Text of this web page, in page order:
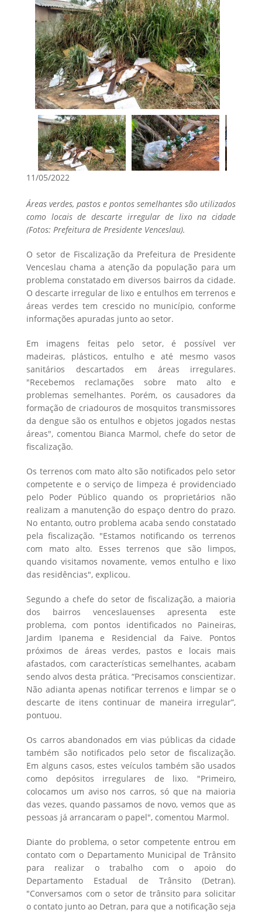
11/05/2022
Áreas verdes, pastos e pontos semelhantes são utilizados
como locais de descarte irregular de lixo na cidade
(Fotos: Prefeitura de Presidente Venceslau).
O setor de Fiscalização da Prefeitura de Presidente
Venceslau chama a atenção da população para um
problema constatado em diversos bairros da cidade.
O descarte irregular de lixo e entulhos em terrenos e
áreas verdes tem crescido no município, conforme
informações apuradas junto ao setor.
Em imagens feitas pelo setor, é possível ver
madeiras, plásticos, entulho e até mesmo vasos
sanitários descartados em áreas irregulares.
"Recebemos reclamações sobre mato alto e
problemas semelhantes. Porém, os causadores da
formação de criadouros de mosquitos transmissores
da dengue são os entulhos e objetos jogados nestas
áreas", comentou Bianca Marmol, chefe do setor de
fiscalização.
Os terrenos com mato alto são notificados pelo setor
competente e o serviço de limpeza é providenciado
pelo Poder Público quando os proprietários não
realizam a manutenção do espaço dentro do prazo.
No entanto, outro problema acaba sendo constatado
pela fiscalização. "Estamos notificando os terrenos
com mato alto. Esses terrenos que são limpos,
quando visitamos novamente, vemos entulho e lixo
das residências", explicou.
Segundo a chefe do setor de fiscalização, a maioria
dos bairros venceslauenses apresenta este
problema, com pontos identificados no Paineiras,
Jardim Ipanema e Residencial da Faive. Pontos
próximos de áreas verdes, pastos e locais mais
afastados, com características semelhantes, acabam
sendo alvos desta prática. “Precisamos conscientizar.
Não adianta apenas notificar terrenos e limpar se o
descarte de itens continuar de maneira irregular”,
pontuou.
Os carros abandonados em vias públicas da cidade
também são notificados pelo setor de fiscalização.
Em alguns casos, estes veículos também são usados
como depósitos irregulares de lixo. "Primeiro,
colocamos um aviso nos carros, só que na maioria
das vezes, quando passamos de novo, vemos que as
pessoas já arrancaram o papel", comentou Marmol.
Diante do problema, o setor competente entrou em
contato com o Departamento Municipal de Trânsito
para realizar o trabalho com o apoio do
Departamento Estadual de Trânsito (Detran).
"Conversamos com o setor de trânsito para solicitar
o contato junto ao Detran, para que a notificação seja